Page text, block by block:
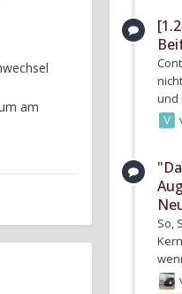
am
und
So,